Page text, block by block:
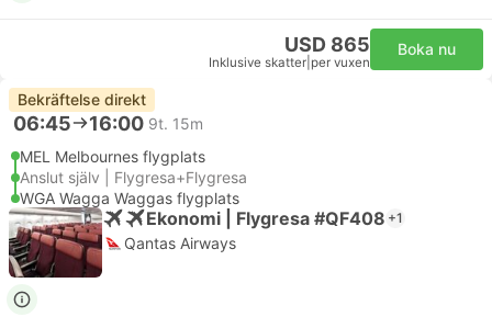
USD 865
Inklusive skatter per vuxen
Boka nu
Bekräftelse direkt
06:45 16:00 9t. 15m
MEL Melbournes flygplats
Anslut själv | Flygresa+Flygresa
WGA Wagga Waggas flygplats
Ekonomi | Flygresa #QF408 +1
Qantas Airways